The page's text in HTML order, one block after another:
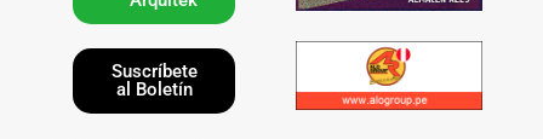
Suscríbete
al Boletín